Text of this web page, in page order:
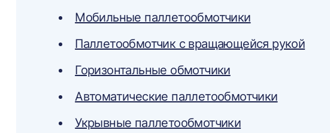
Мобильные паллетообмотчики
Паллетообмотчик с вращающейся рукой
Горизонтальные обмотчики
Автоматические паллетообмотчики
Укрывные паллетообмотчики